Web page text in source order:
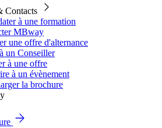
Contacts
à une formation
MBway
une offre d'alternance
un Conseiller
à une offre
à un évènement
la brochure